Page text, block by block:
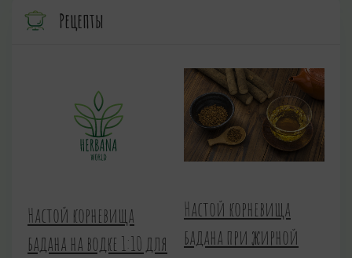
Рецепты
Настой корневища
бадана на водке 1:10 для
Настой корневища
бадана при жирной